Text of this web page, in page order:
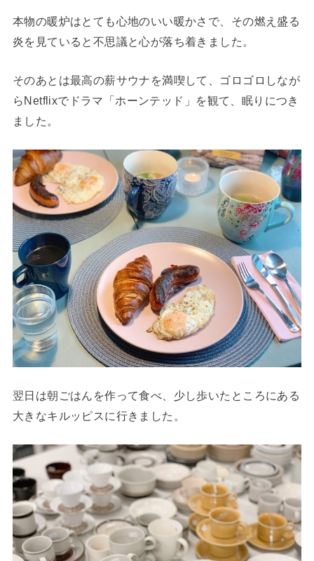
本物の暖炉はとても心地のいい暖かさで、その燃え盛る
炎を見ていると不思議と心が落ち着きました。
そのあとは最高の薪サウナを満喫して、ゴロゴロしなが
らNetflixでドラマ「ホーンテッド」を観て、眠りにつき
ました。
翌日は朝ごはんを作って食べ、少し歩いたところにある
大きなキルッピスに行きました。